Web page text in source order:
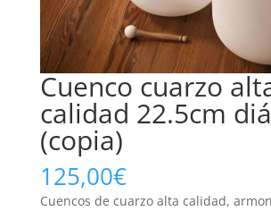
Cuenco cuarzo
calidad 22.5cm
(copia)
125,00€
Cuencos de cuarzo alta calidad,